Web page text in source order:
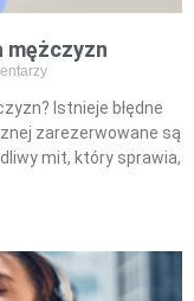
mężczyzn
Istnieje błędne
zarezerwowane są
mit, który sprawia,